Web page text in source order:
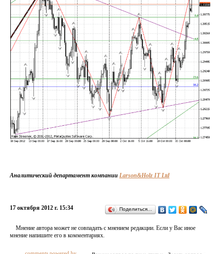
Аналитический департамент компании Larson&Holz IT Ltd
17 октября 2012 г. 15:34 Поделиться…
Мнение автора может не совпадать с мнением редакции. Если у Вас иное
мнение напишите его в комментариях.